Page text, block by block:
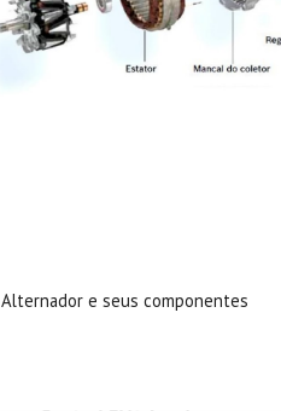
Alternador e seus componentes